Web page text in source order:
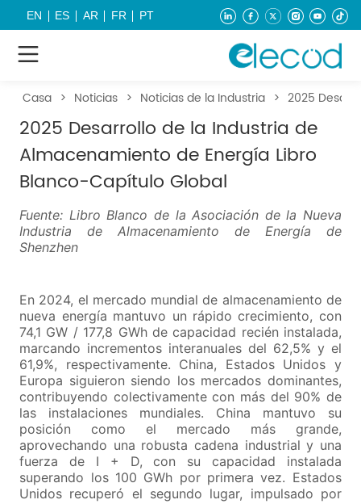
EN ES AR FR PT
Casa > Noticias > Noticias de la Industria > 2025
2025 Desarrollo de la Industria de
Almacenamiento de Energía Libro
Blanco-Capítulo Global